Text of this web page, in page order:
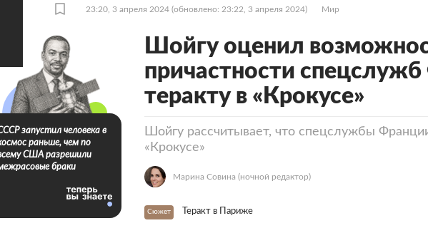
23:20, 3 апреля 2024 (обновлено: 23:22, 3 апреля 2024) Мир
Шойгу оценил
причастности
теракту в «Крокусе»
Шойгу рассчитывает, что спецслужбы
«Крокусе»
Марина Совина (ночной редактор)
Сюжет Теракт в Париже
запустил человека в
раньше, чем по
США разрешили
браки